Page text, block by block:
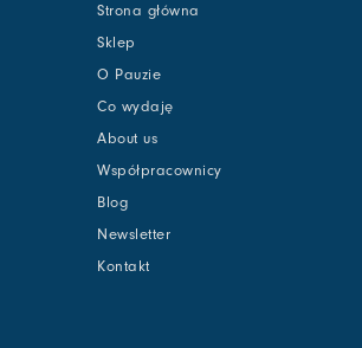
Strona główna
Sklep
O Pauzie
Co wydaję
About us
Współpracownicy
Blog
Newsletter
Kontakt